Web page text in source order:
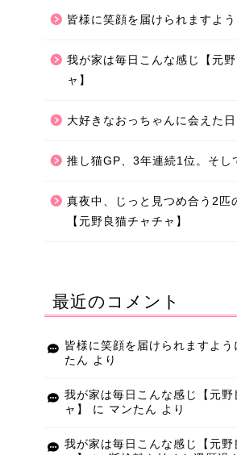
皆様に笑顔を届けられますよう
我が家は毎日こんな感じ【元
ャ】
大好きなおっちゃんに会えた日
推し猫GP、3年連続1位。そし
真夜中、じっと見つめ合う2匹
【元野良猫チャチャ】
最近のコメント
皆様に笑顔を届けられますよう
たん より
我が家は毎日こんな感じ【元野
ャ】
に マンたん より
我が家は毎日こんな感じ【元野